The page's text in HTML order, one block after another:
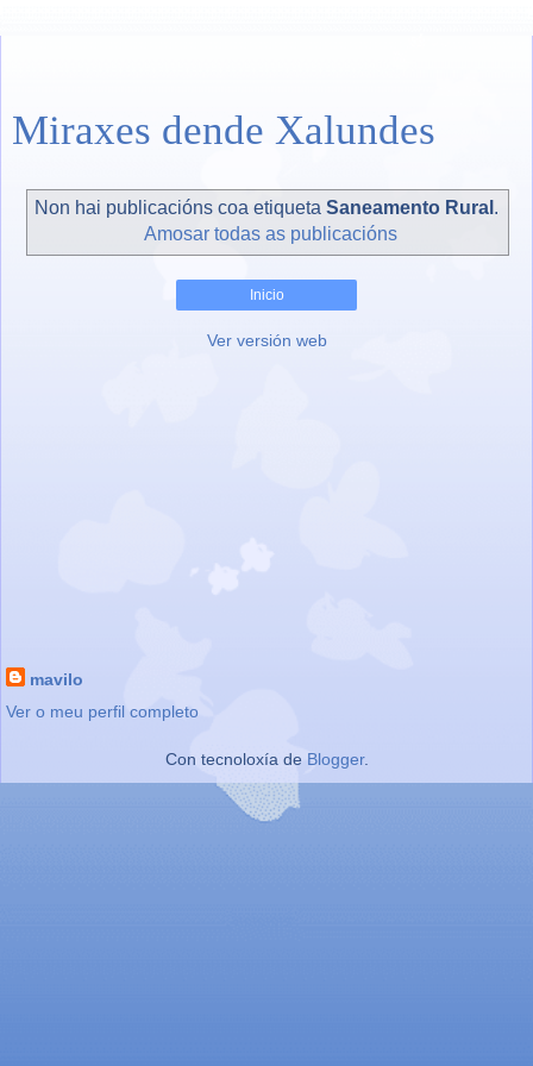
Miraxes dende Xalundes
Non hai publicacións coa etiqueta Saneamento Rural .
Amosar todas as publicacións
Inicio
Ver versión web
mavilo
Ver o meu perfil completo
Con tecnoloxía de Blogger.